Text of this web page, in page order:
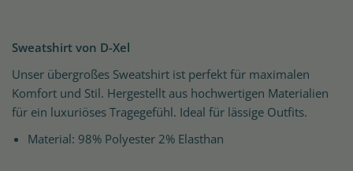
Sweatshirt von D-Xel
Unser übergroßes Sweatshirt ist perfekt für maximalen
Komfort und Stil. Hergestellt aus hochwertigen Materialien
für ein luxuriöses Tragegefühl. Ideal für lässige Outfits.
Material: 98% Polyester 2% Elasthan